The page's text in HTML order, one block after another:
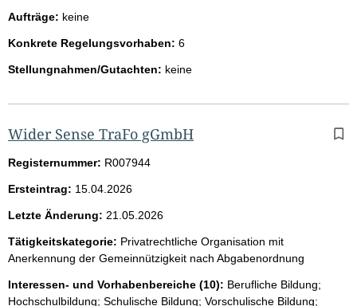
Aufträge: keine
Konkrete Regelungsvorhaben: 6
Stellungnahmen/Gutachten: keine
Wider Sense TraFo gGmbH
Registernummer: R007944
Ersteintrag: 15.04.2026
Letzte Änderung: 21.05.2026
Tätigkeitskategorie: Privatrechtliche Organisation mit
Anerkennung der Gemeinnützigkeit nach Abgabenordnung
Interessen- und Vorhabenbereiche (10): Berufliche Bildung;
Hochschulbildung; Schulische Bildung; Vorschulische Bildung;